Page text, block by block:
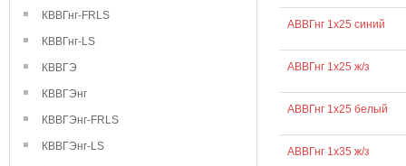
КВВГнг-FRLS
КВВГнг-LS
КВВГЭ
КВВГЭнг
КВВГЭнг-FRLS
КВВГЭнг-LS
АВВГнг 1х25 синий
АВВГнг 1х25 ж/з
АВВГнг 1х25 белый
АВВГнг 1х35 ж/з